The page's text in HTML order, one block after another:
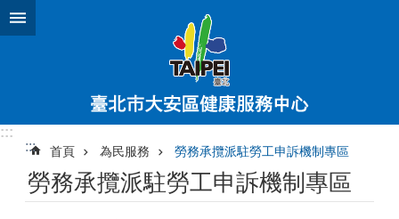
跳到主要內容區塊
:::
:::
首頁 為民服務 勞務承攬派駐勞工申訴機制專區
勞務承攬派駐勞工申訴機制專區